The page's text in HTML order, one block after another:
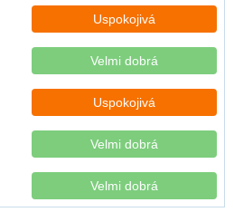
Uspokojivá
Velmi dobrá
Uspokojivá
Velmi dobrá
Velmi dobrá